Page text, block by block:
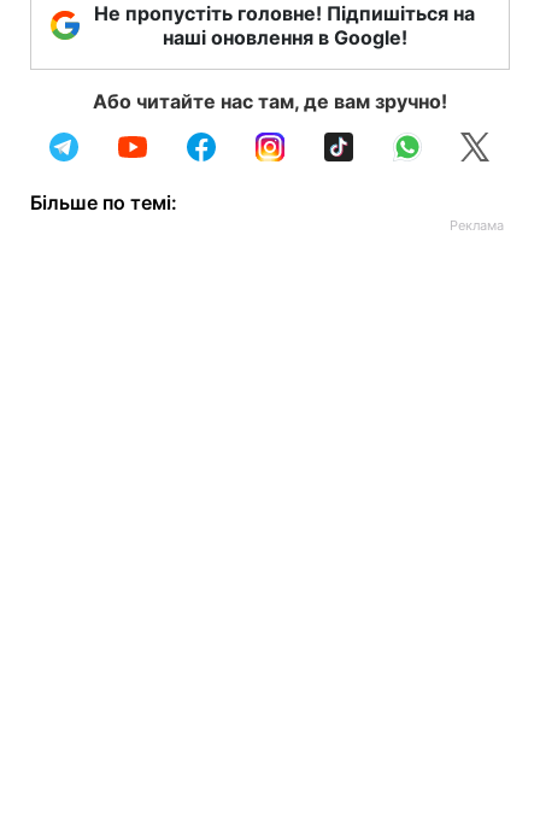
Не пропустіть головне! Підпишіться на
наші оновлення в Google!
Або читайте нас там, де вам зручно!
Більше по темі: